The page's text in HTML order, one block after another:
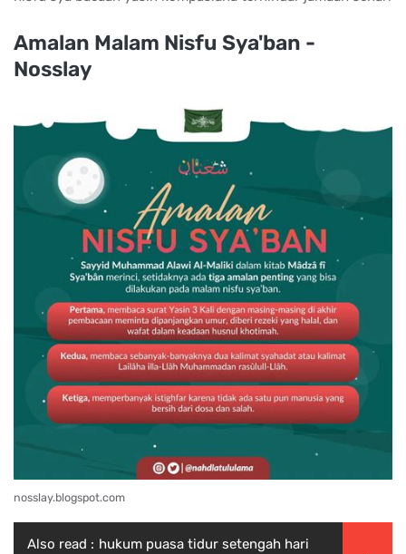
Amalan Malam Nisfu Sya'ban -
Nosslay
nosslay.blogspot.com
Also read : hukum puasa tidur setengah hari